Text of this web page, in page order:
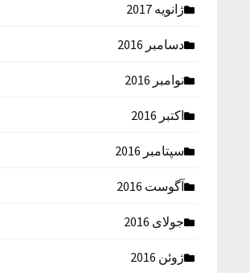
ژانویه 2017
دسامبر 2016
نوامبر 2016
اکتبر 2016
سپتامبر 2016
آگوست 2016
جولای 2016
ژوئن 2016